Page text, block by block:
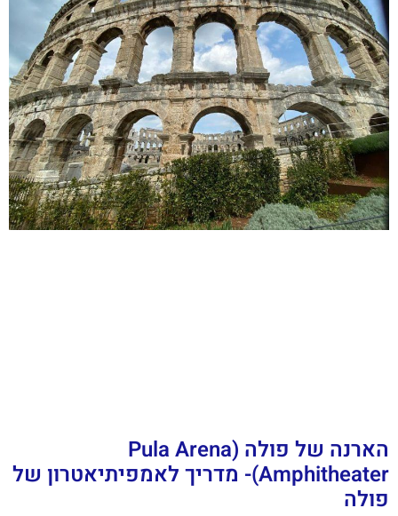
הארנה של פולה (Pula Arena
Amphitheater)- מדריך לאמפיתיאטרון של
פולה